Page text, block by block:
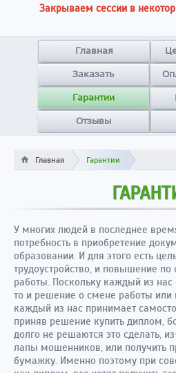
Закрываем сессии в
Главная
Заказать
Гарантии
Отзывы
Главная Гарантии
У многих людей в последнее
потребность в приобретение
образовании. И для этого есть
трудоустройство, и повышение
работы. Поскольку каждый из нас
то и решение о смене работы или
каждый из нас принимает
приняв решение купить диплом,
долго не решаются это сделать,
лапы мошенников, или получить
бумажку. Именно поэтому при